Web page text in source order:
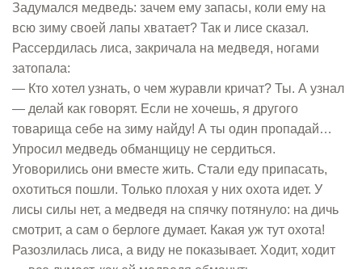
Задумался медведь: зачем ему запасы, коли ему на
всю зиму своей лапы хватает? Так и лисе сказал.
Рассердилась лиса, закричала на медведя, ногами
затопала:
— Кто хотел узнать, о чем журавли кричат? Ты. А узнал
— делай как говорят. Если не хочешь, я другого
товарища себе на зиму найду! А ты один пропадай…
Упросил медведь обманщицу не сердиться.
Уговорились они вместе жить. Стали еду припасать,
охотиться пошли. Только плохая у них охота идет. У
лисы силы нет, а медведя на спячку потянуло: на дичь
смотрит, а сам о берлоге думает. Какая уж тут охота!
Разозлилась лиса, а виду не показывает. Ходит, ходит